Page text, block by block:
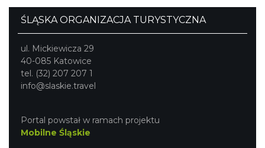
ŚLĄSKA ORGANIZACJA TURYSTYCZNA
ul. Mickiewicza 29
40-085 Katowice
tel. (32) 207 207 1
info@slaskie.travel
Portal powstał w ramach projektu
Mobilne Śląskie